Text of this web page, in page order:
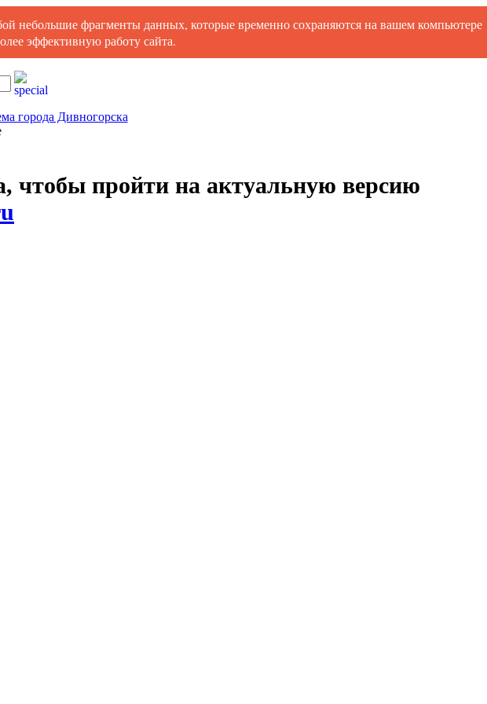
небольшие фрагменты данных, которые временно сохраняются на вашем компьютере
эффективную работу сайта.
города Дивногорска
чтобы пройти на актуальную версию